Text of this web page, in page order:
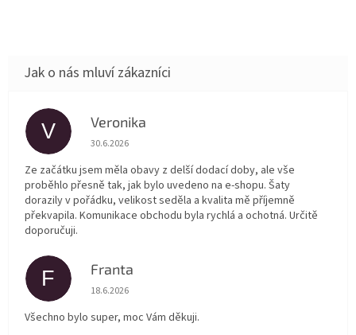
V Veronika
Hodnocení obchodu je 5 z 5 hvězdiček.
30.6.2026
Ze začátku jsem měla obavy z delší dodací doby, ale vše
proběhlo přesně tak, jak bylo uvedeno na e-shopu. Šaty
dorazily v pořádku, velikost seděla a kvalita mě příjemně
překvapila. Komunikace obchodu byla rychlá a ochotná. Určitě
doporučuji.
F Franta
Hodnocení obchodu je 5 z 5 hvězdiček.
18.6.2026
Všechno bylo super, moc Vám děkuji.